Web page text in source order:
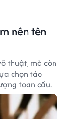
nên tên
thuật, mà còn
chọn táo
toàn cầu.